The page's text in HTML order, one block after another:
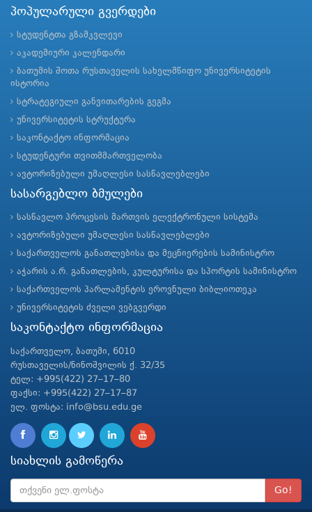
პოპულარული გვერდები
სტუდენტთა გზამკვლევი
აკადემიური კალენდარი
ბათუმის შოთა რუსთაველის სახელმწიფო უნივერსიტეტის
ისტორია
სტრატეგიული განვითარების გეგმა
უნივერსიტეტის სტრუქტურა
საკონტაქტო ინფორმაცია
სტუდენტური თვითმმართველობა
ავტორიზებული უმაღლესი სასწავლებლები
სასარგებლო ბმულები
სასწავლო პროცესის მართვის ელექტრონული სისტემა
ავტორიზებული უმაღლესი სასწავლებლები
საქართველოს განათლებისა და მეცნიერების სამინისტრო
აჭარის ა.რ. განათლების, კულტურისა და სპორტის სამინისტრო
საქართველოს პარლამენტის ეროვნული ბიბლიოთეკა
უნივერსიტეტის ძველი ვებგვერდი
საკონტაქტო ინფორმაცია
საქართველო, ბათუმი, 6010
რუსთაველის/ნინოშვილის ქ. 32/35
ტელ: +995(422) 27–17–80
ფაქსი: +995(422) 27–17–87
ელ. ფოსტა: info@bsu.edu.ge
სიახლის გამოწერა
Go!